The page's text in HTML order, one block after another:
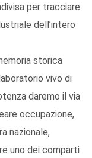
per tracciare
dell’intero
storica
vivo di
daremo il via
occupazione,
nazionale,
uno dei comparti